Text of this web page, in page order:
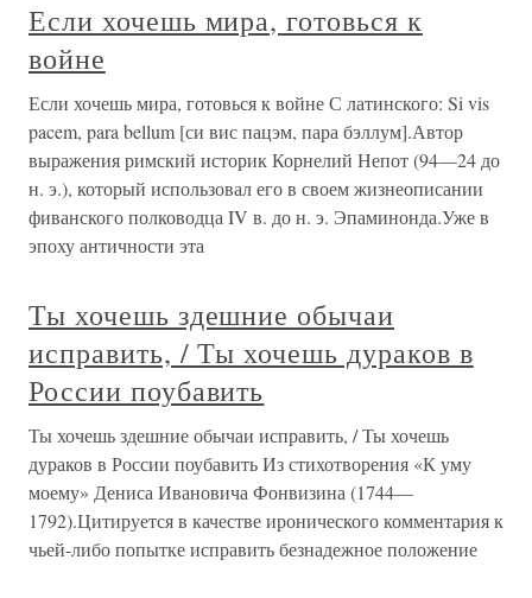
Если хочешь мира, готовься к
войне
Если хочешь мира, готовься к войне С латинского: Si vis
pacem, para bellum [си вис пацэм, пара бэллум].Автор
выражения римский историк Корнелий Непот (94—24 до
н. э.), который использовал его в своем жизнеописании
фиванского полководца IV в. до н. э. Эпаминонда.Уже в
эпоху античности эта
Ты хочешь здешние обычаи
исправить, / Ты хочешь дураков в
России поубавить
Ты хочешь здешние обычаи исправить, / Ты хочешь
дураков в России поубавить Из стихотворения «К уму
моему» Дениса Ивановича Фонвизина (1744—
1792).Цитируется в качестве иронического комментария к
чьей-либо попытке исправить безнадежное положение